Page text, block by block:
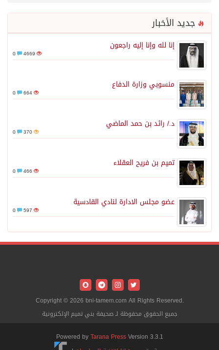
جديد الأخبار
إنا لله وإنا إليه راجعون
4669
منسوبي وزارة الدفاع
664
د./ رائد بن حمد الماضي
370
تميم بن فريح العقلاء
466
عضو مجلس الادارة لنادي القادسية
597
Copyright © 2026 bni-tamem.com All Rights Reserved.
جميع الحقوق محفوظة لـ صحيفة بني تميم الإلكترونية
Powered byTarana PressVersion 3.3.1